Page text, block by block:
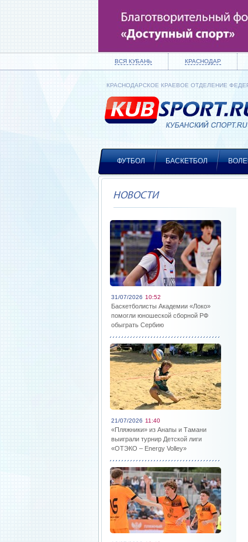
ВСЯ КУБАНЬ КРАСНОДАР
КРАСНОДАРСКОЕ КРАЕВОЕ ОТДЕЛЕНИЕ
ФУТБОЛ БАСКЕТБОЛ
НОВОСТИ
31/07/2026 10:52
Баскетболисты Академии «Локо»
помогли юношеской сборной РФ
обыграть Сербию
21/07/2026 11:40
«Пляжники» из Анапы и Тамани
выиграли турнир Детской лиги
«ОТЭКО – Energy Volley»